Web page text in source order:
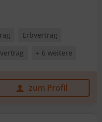
Erbvertrag
+ 6 weitere
zum Profil